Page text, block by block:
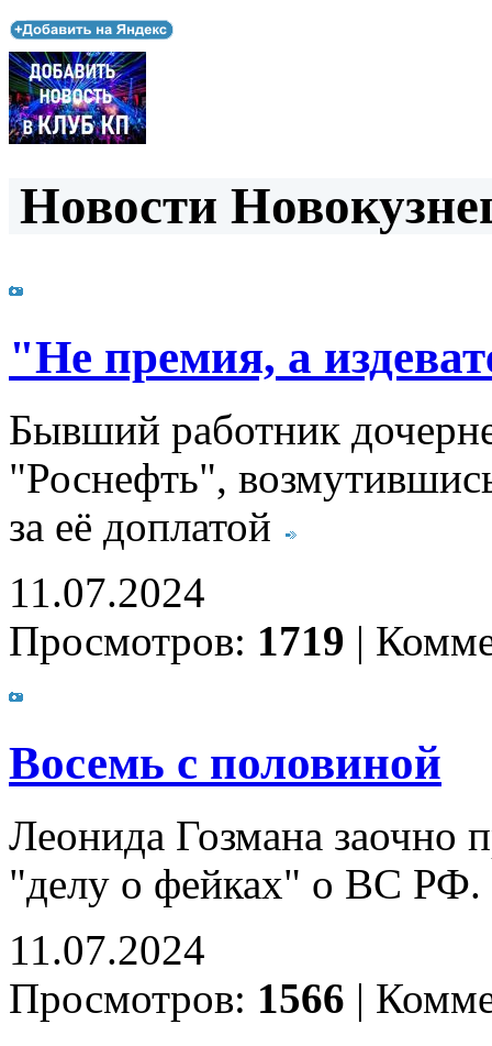
Новости
"Не премия, а
Бывший работник
"Роснефть",
за её доплатой
11.07.2024
Просмотров: 1719 |
Восемь с половиной
Леонида Гозмана заочно
"делу о фейках" о ВС РФ.
11.07.2024
Просмотров: 1566 |